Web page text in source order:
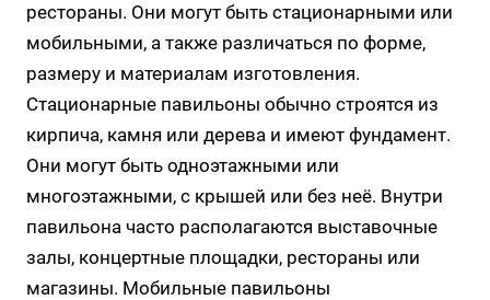
рестораны. Они могут быть стационарными или
мобильными, а также различаться по форме,
размеру и материалам изготовления.
Стационарные павильоны обычно строятся из
кирпича, камня или дерева и имеют фундамент.
Они могут быть одноэтажными или
многоэтажными, с крышей или без неё. Внутри
павильона часто располагаются выставочные
залы, концертные площадки, рестораны или
магазины. Мобильные павильоны